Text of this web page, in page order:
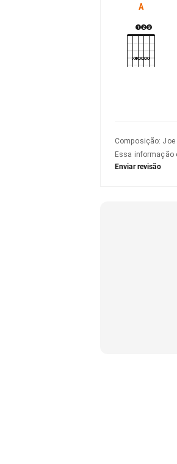
A
Composição: Joe
Essa informação
Enviar revisão